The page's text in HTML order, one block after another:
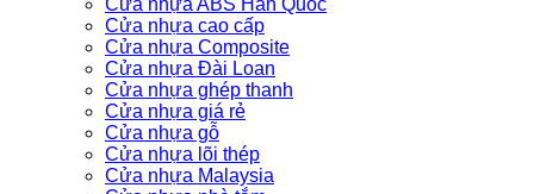
Cửa nhựa ABS Hàn Quốc
Cửa nhựa cao cấp
Cửa nhựa Composite
Cửa nhựa Đài Loan
Cửa nhựa ghép thanh
Cửa nhựa giá rẻ
Cửa nhựa gỗ
Cửa nhựa lõi thép
Cửa nhựa Malaysia